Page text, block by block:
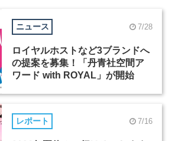
ニュース 7/28
ロイヤルホストなど3ブランドへ
の提案を募集！「丹青社空間ア
ワード with ROYAL」が開始
レポート 7/16